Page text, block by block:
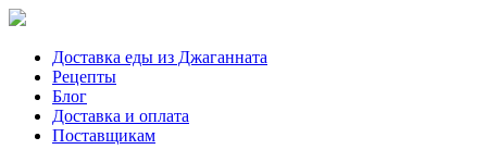
Доставка еды из Джаганната
Рецепты
Блог
Доставка и оплата
Поставщикам